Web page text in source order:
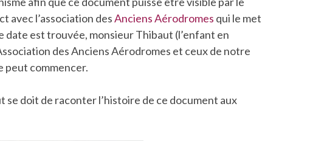
avec l’association desAnciens Aérodromes qui le met
est trouvée, monsieur Thibaut (l’enfant en
des Anciens Aérodromes et ceux de notre
peut commencer.
doit de raconter l’histoire de ce document aux